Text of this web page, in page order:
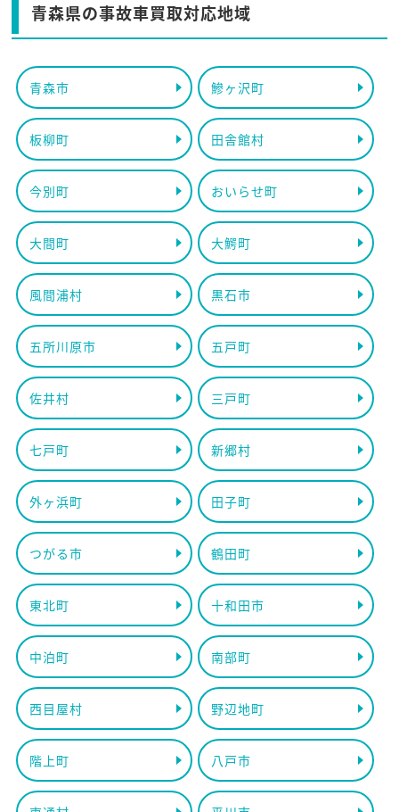
青森県の事故車買取対応地域
青森市 鰺ヶ沢町
板柳町 田舎館村
今別町 おいらせ町
大間町 大鰐町
風間浦村 黒石市
五所川原市 五戸町
佐井村 三戸町
七戸町 新郷村
外ヶ浜町 田子町
つがる市 鶴田町
東北町 十和田市
中泊町 南部町
西目屋村 野辺地町
階上町 八戸市